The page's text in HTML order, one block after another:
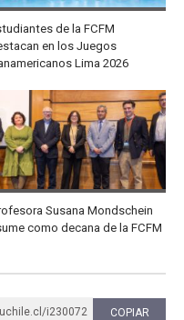
de la FCFM
en los Juegos
Lima 2026
Susana Mondschein
como decana de la FCFM
i230072 COPIAR